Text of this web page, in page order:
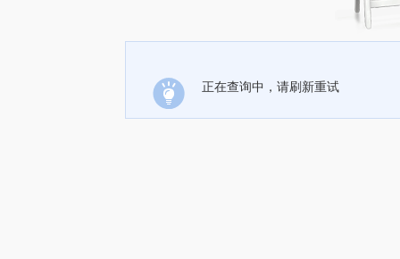
正在查询中，请刷新重试